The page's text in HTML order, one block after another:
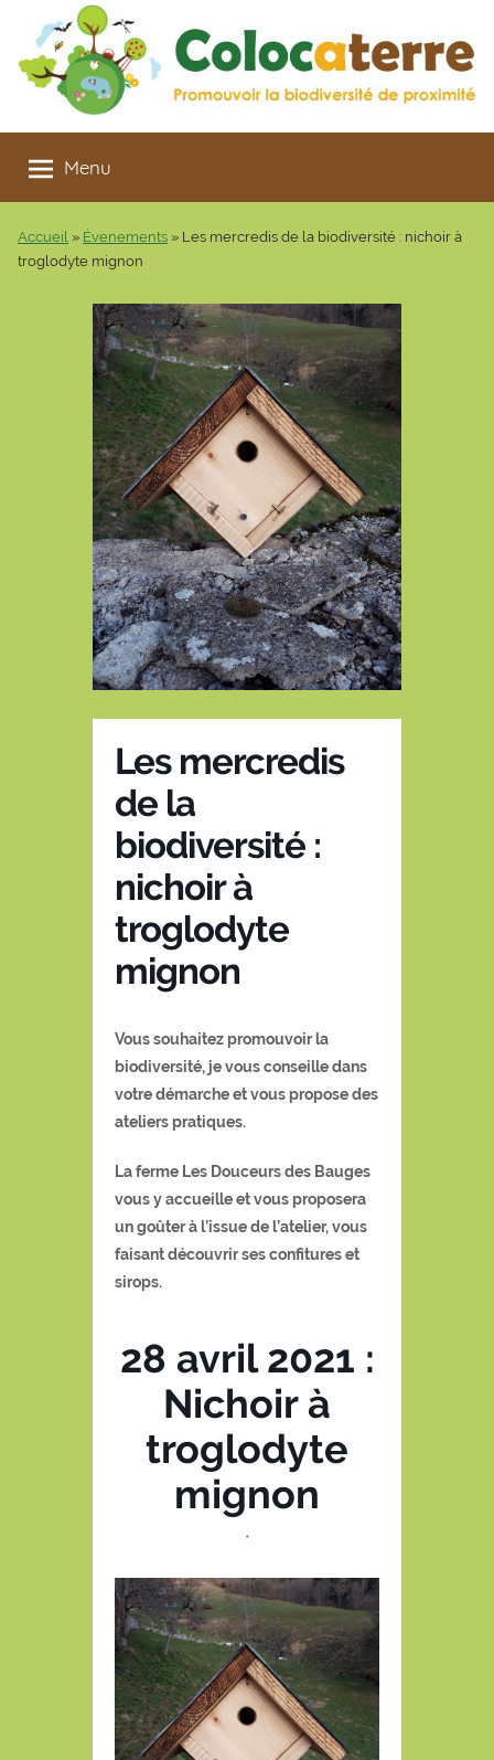
contenu
Colocaterre
Promouvoir
la
proximité
Menu
Accueil » Évenements » Les mercredis de la biodiversité : nichoir à
troglodyte mignon
Les mercredis
de la
biodiversité :
nichoir à
troglodyte
mignon
Vous souhaitez promouvoir la
biodiversité, je vous conseille dans
votre démarche et vous propose des
ateliers pratiques.
La ferme Les Douceurs des Bauges
vous y accueille et vous proposera
un goûter à l’issue de l’atelier, vous
faisant découvrir ses confitures et
sirops.
28 avril 2021 :
Nichoir à
troglodyte
mignon
*